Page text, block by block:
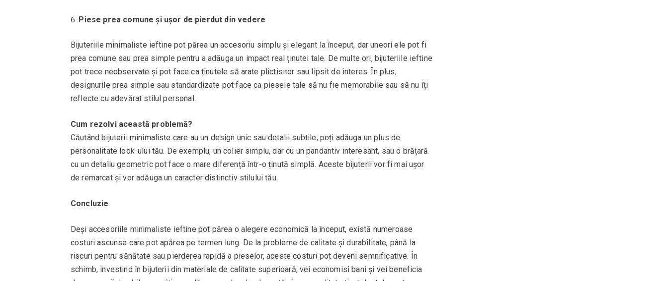
Piese prea comune și ușor de pierdut din vedere
Bijuteriile minimaliste ieftine pot părea un accesoriu simplu și elegant la început, dar uneori ele pot fi
prea comune sau prea simple pentru a adăuga un impact real ținutei tale. De multe ori, bijuteriile ieftine
pot trece neobservate și pot face ca ținutele să arate plictisitor sau lipsit de interes. În plus,
designurile prea simple sau standardizate pot face ca piesele tale să nu fie memorabile sau să nu îți
reflecte cu adevărat stilul personal.
Cum rezolvi această problemă?
Căutând bijuterii minimaliste care au un design unic sau detalii subtile, poți adăuga un plus de
personalitate look-ului tău. De exemplu, un colier simplu, dar cu un pandantiv interesant, sau o brățară
cu un detaliu geometric pot face o mare diferență într-o ținută simplă. Aceste bijuterii vor fi mai ușor
de remarcat și vor adăuga un caracter distinctiv stilului tău.
Concluzie
Deși accesoriile minimaliste ieftine pot părea o alegere economică la început, există numeroase
costuri ascunse care pot apărea pe termen lung. De la probleme de calitate și durabilitate, până la
riscuri pentru sănătate sau pierderea rapidă a pieselor, aceste costuri pot deveni semnificative. În
schimb, investind în bijuterii din materiale de calitate superioară, vei economisi bani și vei beneficia